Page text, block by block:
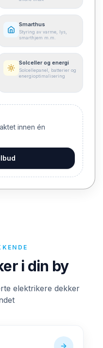
Smarthus
Styring av varme, lys,
smarthjem m.m.
Solceller og energi
Solcellepanel, batterier og
energioptimalisering
innen én
i din by
elektrikere dekker